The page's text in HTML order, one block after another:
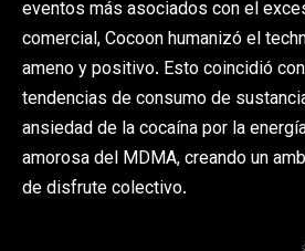
eventos más asociados con el
comercial, Cocoon humanizó el
ameno y positivo. Esto coincidió
tendencias de consumo de
ansiedad de la cocaína por la
amorosa del MDMA, creando un
de disfrute colectivo.